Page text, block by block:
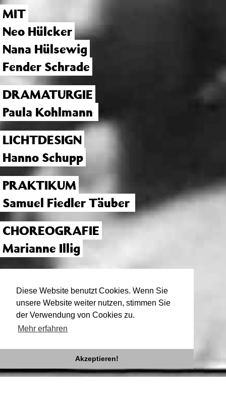
Diese Website benutzt Cookies. Wenn Sie
unsere Website weiter nutzen, stimmen Sie
der Verwendung von Cookies zu.
Mehr erfahren
Akzeptieren!
MIT
Neo Hülcker
Nana Hülsewig
Fender Schrade
DRAMATURGIE
Paula Kohlmann
LICHTDESIGN
Hanno Schupp
PRAKTIKUM
Samuel Fiedler Täuber
CHOREOGRAFIE
Marianne Illig